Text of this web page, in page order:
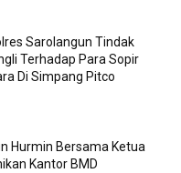
Sarolangun Tindak
Terhadap Para Sopir
Di Simpang Pitco
Hurmin Bersama Ketua
Kantor BMD